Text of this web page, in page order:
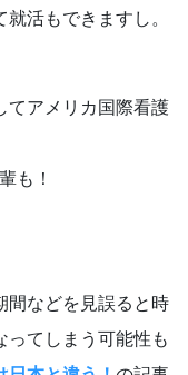
活もできますし。
てアメリカ国際看護
も！
間などを見誤ると時
ってしまう可能性も